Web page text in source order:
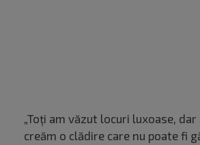
„Toți am văzut locuri luxoase,
creăm o clădire care nu poate fi